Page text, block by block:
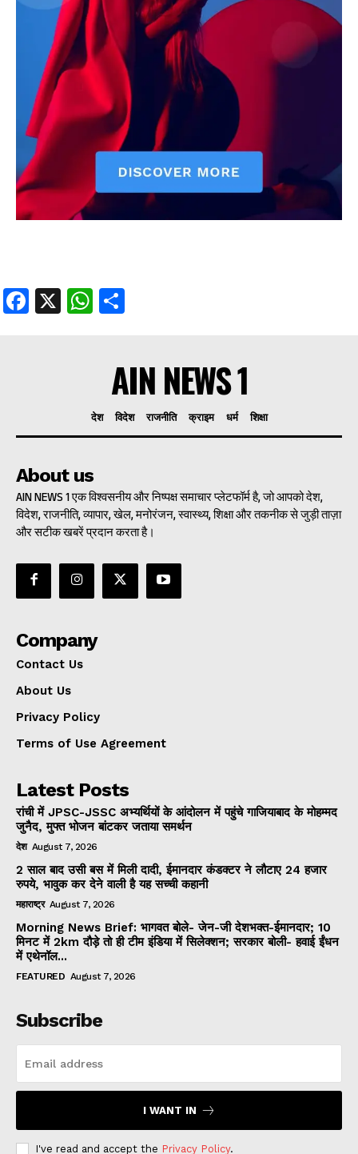
Terms of Use Agreement
Facebook
X WhatsApp
Share
Facebook
X WhatsApp
AIN NEWS 1
देश विदेश राजनीति क्राइम धर्म शिक्षा
About us
AIN NEWS 1 एक विश्वसनीय और निष्पक्ष समाचार प्लेटफॉर्म है, जो आपको देश,
विदेश, राजनीति, व्यापार, खेल, मनोरंजन, स्वास्थ्य, शिक्षा और तकनीक से जुड़ी ताज़ा
और सटीक खबरें प्रदान करता है।
Company
Contact Us
About Us
Privacy Policy
Terms of Use Agreement
Latest Posts
रांची में JPSC-JSSC अभ्यर्थियों के आंदोलन में पहुंचे गाजियाबाद के मोहम्मद
जुनैद, मुफ्त भोजन बांटकर जताया समर्थन
देश August 7, 2026
2 साल बाद उसी बस में मिली दादी, ईमानदार कंडक्टर ने लौटाए 24 हजार
रुपये, भावुक कर देने वाली है यह सच्ची कहानी
महाराष्ट्र August 7, 2026
Morning News Brief: भागवत बोले- जेन-जी देशभक्त-ईमानदार; 10
मिनट में 2km दौड़े तो ही टीम इंडिया में सिलेक्शन; सरकार बोली- हवाई ईंधन
में एथेनॉल...
FEATURED August 7, 2026
Subscribe
I WANT IN
I've read and accept the Privacy Policy.